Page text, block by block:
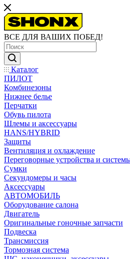
ВСЕ ДЛЯ ВАШИХ ПОБЕД!
Каталог
ПИЛОТ
Комбинезоны
Нижнее белье
Перчатки
Обувь пилота
Шлемы и аксессуары
HANS/HYBRID
Защиты
Вентиляция и охлаждение
Переговорные устройства и
Сумки
Секундомеры и часы
Аксессуары
АВТОМОБИЛЬ
Оборудование салона
Двигатель
Оригинальные гоночные запчасти
Подвеска
Трансмиссия
Тормозная система